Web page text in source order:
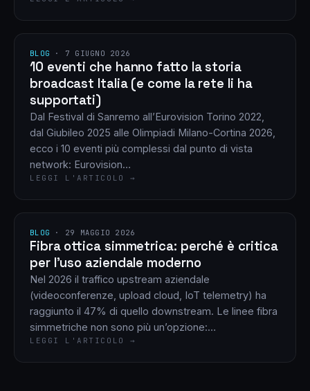
BLOG · 7 GIUGNO 2026
10 eventi che hanno fatto la storia
broadcast Italia (e come la rete li ha
supportati)
Dal Festival di Sanremo all’Eurovision Torino 2022,
dal Giubileo 2025 alle Olimpiadi Milano-Cortina 2026,
ecco i 10 eventi più complessi dal punto di vista
network: Eurovision…
LEGGI L'ARTICOLO →
BLOG · 29 MAGGIO 2026
Fibra ottica simmetrica: perché è critica
per l’uso aziendale moderno
Nel 2026 il traffico upstream aziendale
(videoconferenze, upload cloud, IoT telemetry) ha
raggiunto il 47% di quello downstream. Le linee fibra
simmetriche non sono più un’opzione:…
LEGGI L'ARTICOLO →